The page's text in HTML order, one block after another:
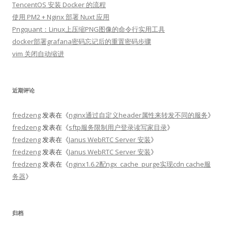
TencentOS 安装 Docker 的流程
使用 PM2 + Nginx 部署 Nuxt 应用
Pngquant：Linux上压缩PNG图像的命令行实用工具
docker部署grafana密码忘记后的重置密码步骤
vim 关闭自动缩进
近期评论
fredzeng发表在《nginx通过自定义header属性来转发不同的服务》
fredzeng发表在《sftp服务限制用户登录读写家目录》
fredzeng发表在《Janus WebRTC Server 安装》
fredzeng发表在《Janus WebRTC Server 安装》
fredzeng发表在《nginx1.6.2配ngx_cache_purge实现cdn cache服
务器》
归档